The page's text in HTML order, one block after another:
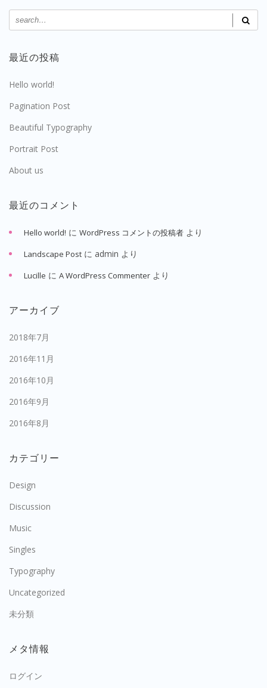
最近の投稿
Hello world!
Pagination Post
Beautiful Typography
Portrait Post
About us
最近のコメント
Hello world! に WordPress コメントの投稿者 より
Landscape Post に admin より
Lucille に A WordPress Commenter より
アーカイブ
2018年7月
2016年11月
2016年10月
2016年9月
2016年8月
カテゴリー
Design
Discussion
Music
Singles
Typography
Uncategorized
未分類
メタ情報
ログイン